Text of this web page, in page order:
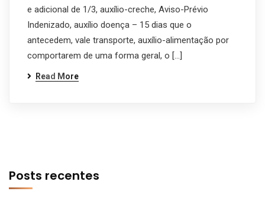
e adicional de 1/3, auxílio-creche, Aviso-Prévio
Indenizado, auxílio doença – 15 dias que o
antecedem, vale transporte, auxílio-alimentação por
comportarem de uma forma geral, o […]
Read More
Posts recentes